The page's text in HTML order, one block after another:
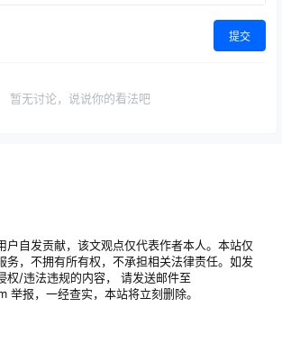
提交
暂无讨论，说说你的看法吧
户自发贡献，该文观点仅代表作者本人。本站仅
务，不拥有所有权，不承担相关法律责任。如发
权/违法违规的内容， 请发送邮件至
举报，一经查实，本站将立刻删除。